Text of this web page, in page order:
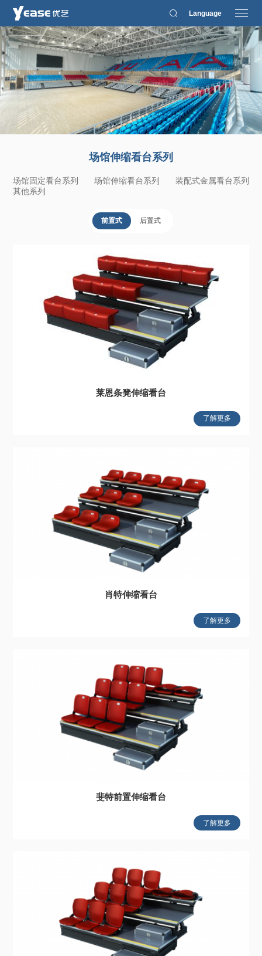
Language
场馆伸缩看台系列
场馆固定看台系列 场馆伸缩看台系列
装配式金属看台系列
其他系列
前置式 后置式
莱恩条凳伸缩看台
了解更多
肖特伸缩看台
了解更多
斐特前置伸缩看台
了解更多